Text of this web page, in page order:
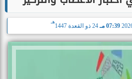
07:39 مـ 24 ذو القعدة 1447
هـ